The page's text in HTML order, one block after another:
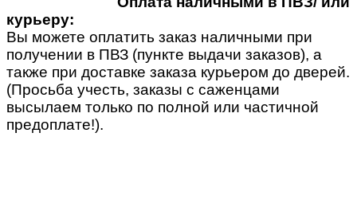
курьеру:
Вы можете оплатить заказ наличными при
получении в ПВЗ (пункте выдачи заказов), а
также при доставке заказа курьером до дверей.
(Просьба учесть, заказы с саженцами
высылаем только по полной или частичной
предоплате!).